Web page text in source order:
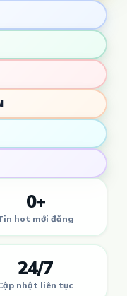
0+
hot mới đăng
24/7
nhật liên tục